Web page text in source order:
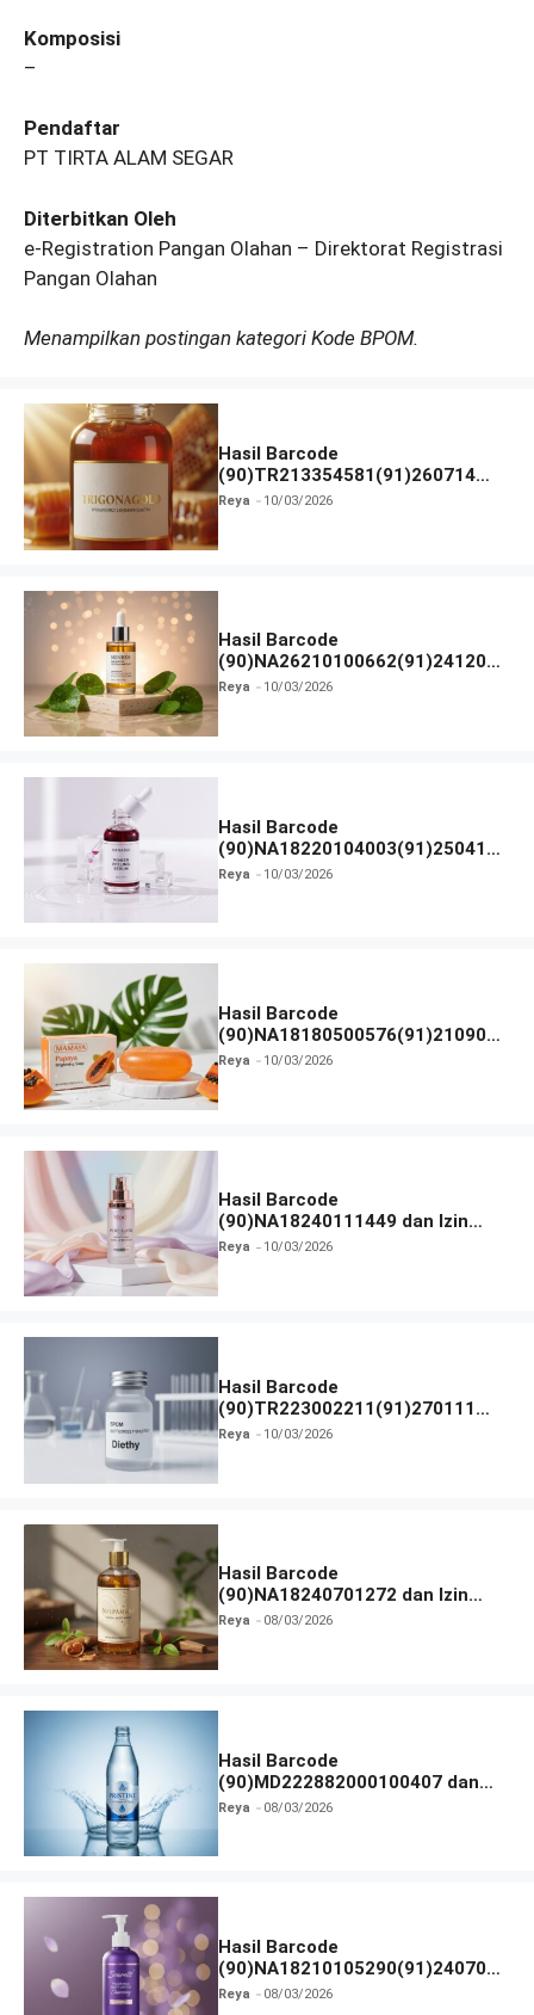
Komposisi
–
Pendaftar
PT TIRTA ALAM SEGAR
Diterbitkan Oleh
e-Registration Pangan Olahan – Direktorat Registrasi
Pangan Olahan
Menampilkan postingan kategori Kode BPOM.
Hasil Barcode
(90)TR213354581(91)260714
dan Izin BPOM
Reya 10/03/2026
Hasil Barcode
(90)NA26210100662(91)241203
dan Izin BPOM
Reya 10/03/2026
Hasil Barcode
(90)NA18220104003(91)250418
dan Izin BPOM
Reya 10/03/2026
Hasil Barcode
(90)NA18180500576(91)210906
dan Izin BPOM
Reya 10/03/2026
Hasil Barcode
(90)NA18240111449 dan Izin
BPOM
Reya 10/03/2026
Hasil Barcode
(90)TR223002211(91)270111
dan Izin BPOM
Reya 10/03/2026
Hasil Barcode
(90)NA18240701272 dan Izin
BPOM
Reya 08/03/2026
Hasil Barcode
(90)MD222882000100407 dan
Izin BPOM
Reya 08/03/2026
Hasil Barcode
(90)NA18210105290(91)240703
dan Izin BPOM
Reya 08/03/2026